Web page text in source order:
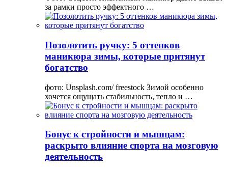
за рамки просто эффектного …
Позолотить ручку: 5 оттенков
маникюра зимы, которые притянут
богатство
фото: Unsplash.com/ freestock Зимой особенно
хочется ощущать стабильность, тепло и …
Бонус к стройности и мышцам:
раскрыто влияние спорта на мозговую
деятельность